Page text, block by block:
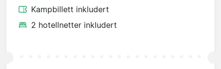
Kampbillett inkludert
2 hotellnetter inkludert